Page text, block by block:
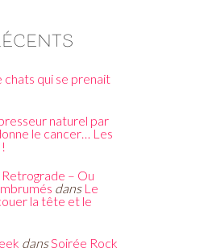
chats qui se prenait
naturel par
le cancer… Les
– Ou
dans Le
la tête et le
dansSoirée Rock